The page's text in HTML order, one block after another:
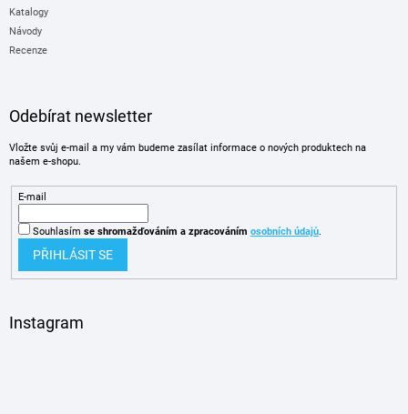
Katalogy
Návody
Recenze
Odebírat newsletter
Vložte svůj e-mail a my vám budeme zasílat informace o nových produktech na
našem e-shopu.
E-mail
Souhlasím se shromažďováním a zpracováním osobních údajů.
PŘIHLÁSIT SE
Instagram